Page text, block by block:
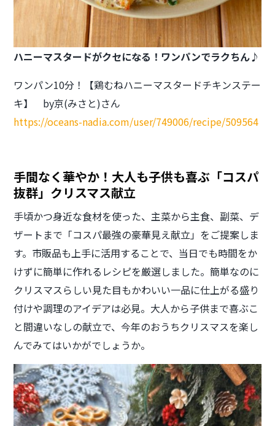
ハニーマスタードがクセになる！ ワンパンでラクちん♪
ワンパン10分！【鶏むねハニーマスタードチキンステー
キ】 by京(みさと)さん
https://oceans-nadia.com/user/749006/recipe/509564
手間なく華やか！大人も子供も喜ぶ「コスパ
抜群」クリスマス献立
手頃かつ身近な食材を使った、主菜から主食、副菜、デ
ザートまで「コスパ最強の豪華見え献立」をご提案しま
す。市販品も上手に活用することで、当日でも時間をか
けずに簡単に作れるレシピを厳選しました。簡単なのに
クリスマスらしい見た目もかわいい一品に仕上がる盛り
付けや調理のアイデアは必見。大人から子供まで喜ぶこ
と間違いなしの献立で、今年のおうちクリスマスを楽し
んでみてはいかがでしょうか。